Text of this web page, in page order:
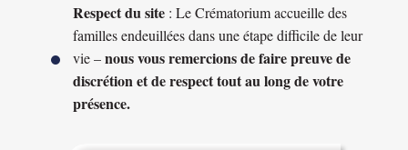
Respect du site : Le Crématorium accueille des
familles endeuillées dans une étape difficile de leur
vie –nous vous remercions de faire preuve de
discrétion et de respect tout au long de votre
présence.